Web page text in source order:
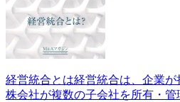
経営統合とは経営統合は、企業
株会社が複数の子会社を所有・